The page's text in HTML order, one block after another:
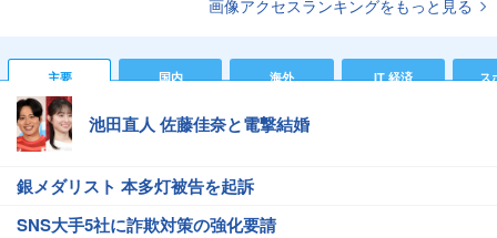
画像アクセスランキングをもっと見る
主要 国内 海外 IT 経済 ス
池田直人 佐藤佳奈と電撃結婚
銀メダリスト 本多灯被告を起訴
SNS大手5社に詐欺対策の強化要請